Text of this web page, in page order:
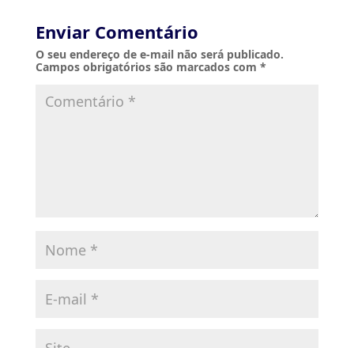
Enviar Comentário
O seu endereço de e-mail não será publicado.
Campos obrigatórios são marcados com *